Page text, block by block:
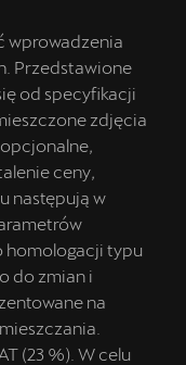
wprowadzenia
Przedstawione
od specyfikacji
zdjęcia
ceny,
następują w
homologacji typu
do zmian i
na
(23 %). W celu